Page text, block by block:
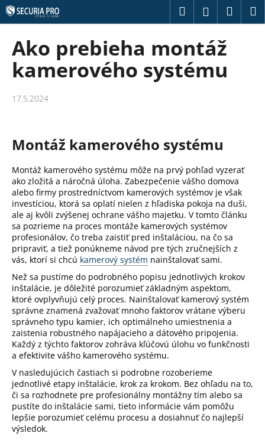
Prejsť
na
obsah
Hľadať
Ako prebieha montáž
kamerového systému
17.5.2024
Montáž kamerového systému
Montáž kamerového systému môže na prvý pohľad vyzerať
ako zložitá a náročná úloha. Zabezpečenie vášho domova
alebo firmy prostredníctvom kamerových systémov je však
investíciou, ktorá sa oplatí nielen z hľadiska pokoja na duši,
ale aj kvôli zvýšenej ochrane vášho majetku. V tomto článku
sa pozrieme na proces montáže kamerových systémov
profesionálov, čo treba zaistiť pred inštaláciou, na čo sa
pripraviť, a tiež ponúkneme návod pre tých zručnejších z
vás, ktorí si chcú kamerový systém nainštalovať sami.
Než sa pustíme do podrobného popisu jednotlivých krokov
inštalácie, je dôležité porozumieť základným aspektom,
ktoré ovplyvňujú celý proces. Nainštalovať kamerový systém
správne znamená zvažovať mnoho faktorov vrátane výberu
správneho typu kamier, ich optimálneho umiestnenia a
zaistenia robustného napájacieho a dátového pripojenia.
Každý z týchto faktorov zohráva kľúčovú úlohu vo funkčnosti
a efektivite vášho kamerového systému.
V nasledujúcich častiach si podrobne rozoberieme
jednotlivé etapy inštalácie, krok za krokom. Bez ohľadu na to,
či sa rozhodnete pre profesionálny montážny tím alebo sa
pustíte do inštalácie sami, tieto informácie vám pomôžu
lepšie porozumieť celému procesu a dosiahnuť čo najlepší
výsledok.
K
o
Č
o
p
r
e
b
u
j
e
t
e
n
á
j
s
ť
?
HĽADAŤ